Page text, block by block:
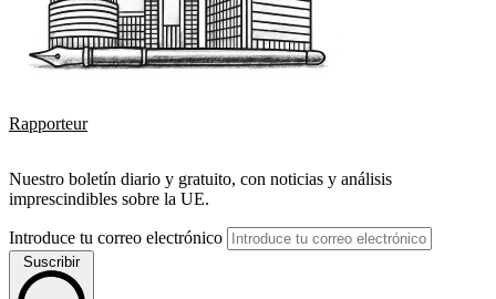
Rapporteur
Nuestro boletín diario y gratuito, con noticias y análisis
imprescindibles sobre la UE.
Introduce tu correo electrónico
Suscribir